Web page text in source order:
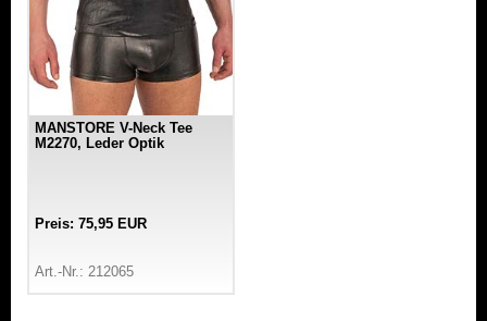
MANSTORE V-Neck Tee
M2270, Leder Optik
Preis: 75,95 EUR
Art.-Nr.: 212065